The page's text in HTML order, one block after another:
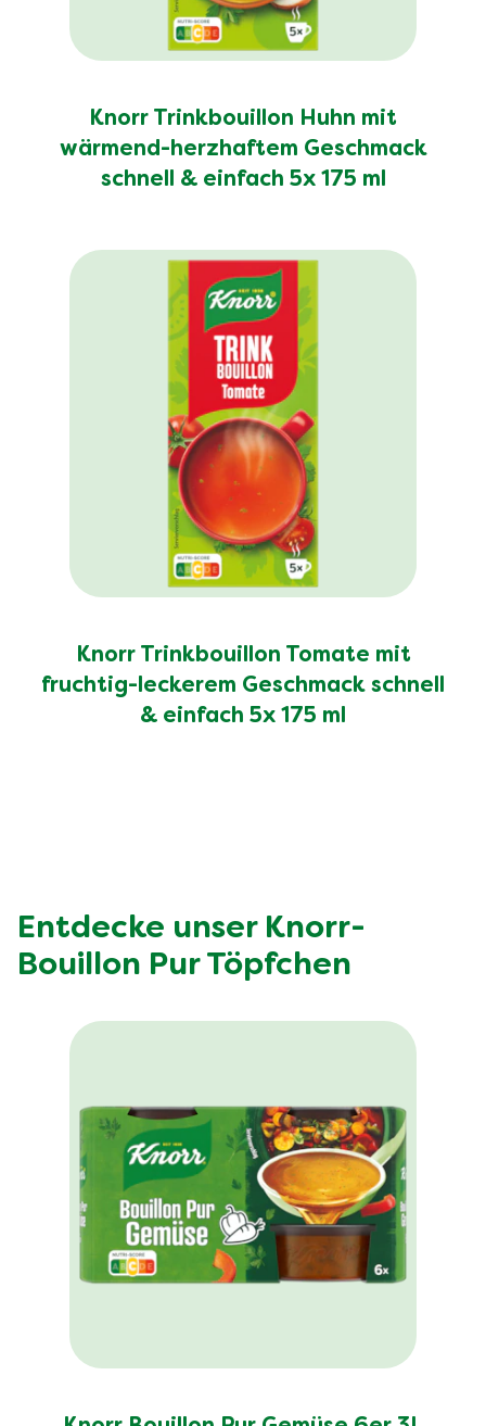
Knorr Trinkbouillon Huhn mit
wärmend-herzhaftem Geschmack
schnell & einfach 5x 175 ml
Knorr Trinkbouillon Tomate mit
fruchtig-leckerem Geschmack schnell
& einfach 5x 175 ml
Entdecke unser Knorr-
Bouillon Pur Töpfchen